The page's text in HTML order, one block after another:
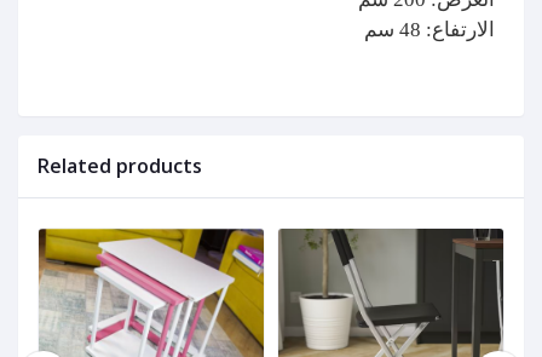
الارتفاع: 48 سم
Related products